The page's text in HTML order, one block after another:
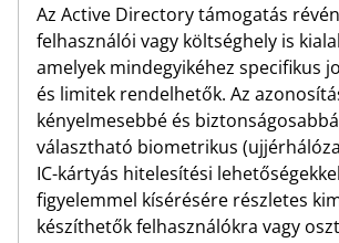
Az Active Directory támogatás
felhasználói vagy költséghely is
amelyek mindegyikéhez specifikus
és limitek rendelhetők. Az
kényelmesebbé és
választható biometrikus
IC-kártyás hitelesítési
figyelemmel kísérésére részletes
készíthetők felhasználókra vagy